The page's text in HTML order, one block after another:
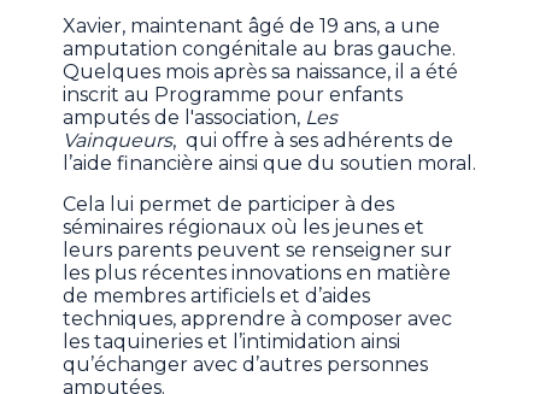
Xavier, maintenant âgé de 19 ans, a une
amputation congénitale au bras gauche.
Quelques mois après sa naissance, il a été
inscrit au Programme pour enfants
amputés de l'association, Les
Vainqueurs, qui offre à ses adhérents de
l’aide financière ainsi que du soutien moral.
Cela lui permet de participer à des
séminaires régionaux où les jeunes et
leurs parents peuvent se renseigner sur
les plus récentes innovations en matière
de membres artificiels et d’aides
techniques, apprendre à composer avec
les taquineries et l’intimidation ainsi
qu’échanger avec d’autres personnes
amputées.